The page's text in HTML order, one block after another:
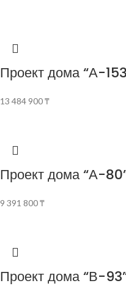
Проект дома “А-
13 484 900₸
Проект дома “А-
9 391 800₸
Проект дома “В-